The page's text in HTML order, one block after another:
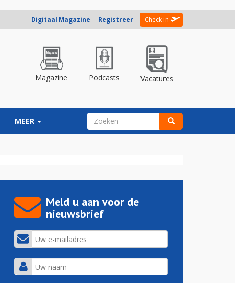
Digitaal Magazine Registreer Check in
Magazine Podcasts Vacatures
MEER ZOEKVELD
Meld u aan voor de
nieuwsbrief